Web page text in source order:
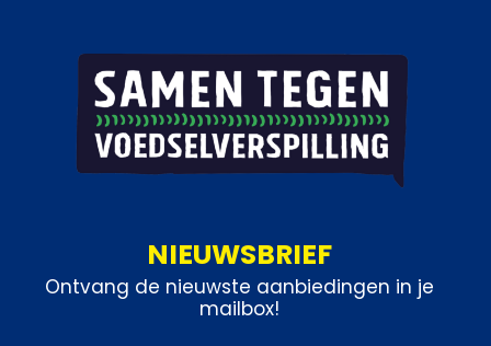
NIEUWSBRIEF
Ontvang de nieuwste aanbiedingen in je
mailbox!